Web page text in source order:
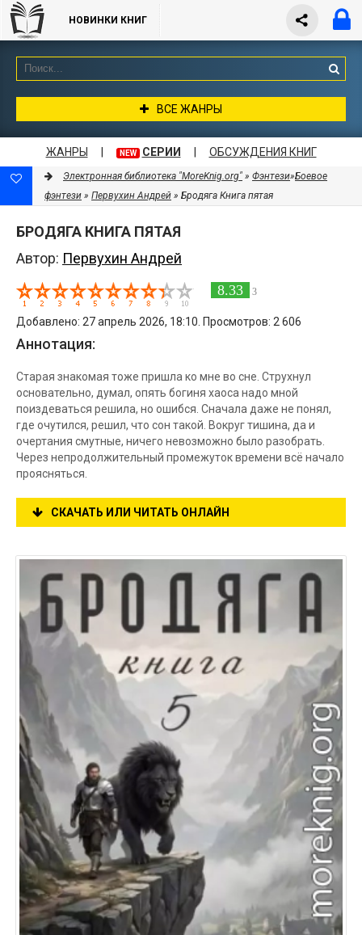
НОВИНКИ КНИГ
ВСЕ ЖАНРЫ
ЖАНРЫ NEW СЕРИИ ОБСУЖДЕНИЯ КНИГ
Электронная библиотека "MoreKnig.org" » Фэнтези»Боевое
фэнтези » Первухин Андрей » Бродяга Книга пятая
БРОДЯГА КНИГА ПЯТАЯ
Автор: Первухин Андрей
8.33 3
Добавлено: 27 апрель 2026, 18:10. Просмотров: 2 606
Аннотация:
Старая знакомая тоже пришла ко мне во сне. Струхнул
основательно, думал, опять богиня хаоса надо мной
поиздеваться решила, но ошибся. Сначала даже не понял,
где очутился, решил, что сон такой. Вокруг тишина, да и
очертания смутные, ничего невозможно было разобрать.
Через непродолжительный промежуток времени всё начало
проясняться.
СКАЧАТЬ ИЛИ ЧИТАТЬ ОНЛАЙН